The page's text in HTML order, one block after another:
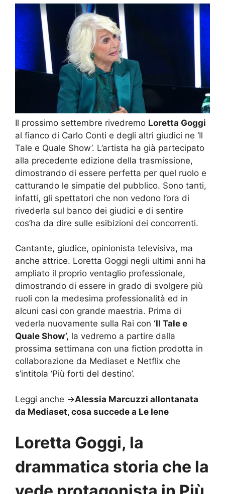
Il prossimo settembre rivedremo Loretta Goggi
al fianco di Carlo Conti e degli altri giudici ne ‘Il
Tale e Quale Show’. L’artista ha già partecipato
alla precedente edizione della trasmissione,
dimostrando di essere perfetta per quel ruolo e
catturando le simpatie del pubblico. Sono tanti,
infatti, gli spettatori che non vedono l’ora di
rivederla sul banco dei giudici e di sentire
cos’ha da dire sulle esibizioni dei concorrenti.
Cantante, giudice, opinionista televisiva, ma
anche attrice. Loretta Goggi negli ultimi anni ha
ampliato il proprio ventaglio professionale,
dimostrando di essere in grado di svolgere più
ruoli con la medesima professionalità ed in
alcuni casi con grande maestria. Prima di
vederla nuovamente sulla Rai con ‘Il Tale e
Quale Show’, la vedremo a partire dalla
prossima settimana con una fiction prodotta in
collaborazione da Mediaset e Netflix che
s’intitola ‘Più forti del destino’.
Leggi anche ->Alessia Marcuzzi allontanata
da Mediaset, cosa succede a Le Iene
Loretta Goggi, la
drammatica storia che la